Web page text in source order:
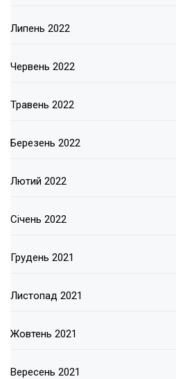
Липень 2022
Червень 2022
Травень 2022
Березень 2022
Лютий 2022
Січень 2022
Грудень 2021
Листопад 2021
Жовтень 2021
Вересень 2021